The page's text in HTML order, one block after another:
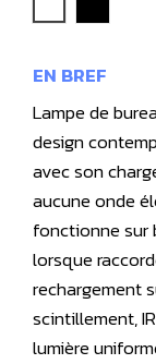
EN BREF
Lampe de
design
avec son
aucune onde
fonctionne sur
lorsque
rechargement
scintillement,
lumière